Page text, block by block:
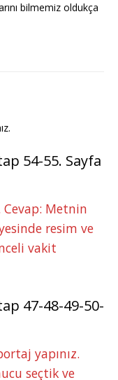
bilmemiz oldukça
.
54-55. Sayfa
Cevap: Metnin
resim ve
vakit
47-48-49-50-
yapınız.
seçtik ve